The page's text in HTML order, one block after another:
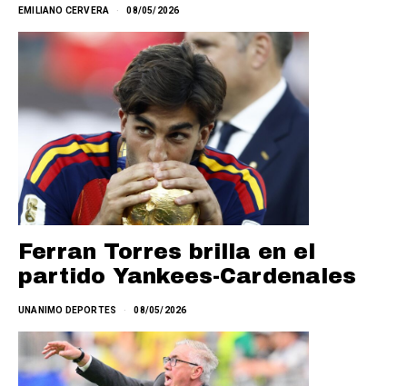
EMILIANO CERVERA 08/05/2026
Ferran Torres brilla en el
partido Yankees-Cardenales
UNANIMO DEPORTES 08/05/2026